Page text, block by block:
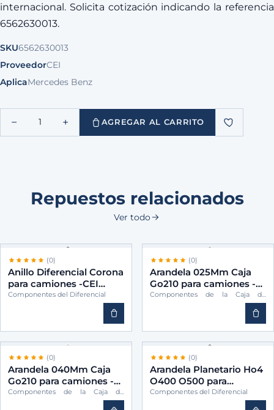
internacional. Solicita cotización indicando la referencia
6562630013.
SKU6562630013
ProveedorCEI
AplicaMercedes Benz
− 1 + AGREGAR AL CARRITO
Repuestos relacionados
Ver todo
(0)
Anillo Diferencial Corona
para camiones -CEI
6153530325
Componentes del Diferencial
(0)
Arandela 025Mm Caja
Go210 para camiones -
CEI 3892623055
Componentes de la Caja de
(0)
Arandela 040Mm Caja
Go210 para camiones -
CEI 3892623555
Componentes de la Caja de
(0)
Arandela Planetario Ho4
O400 O500 para
camiones -CEI
Componentes del Diferencial